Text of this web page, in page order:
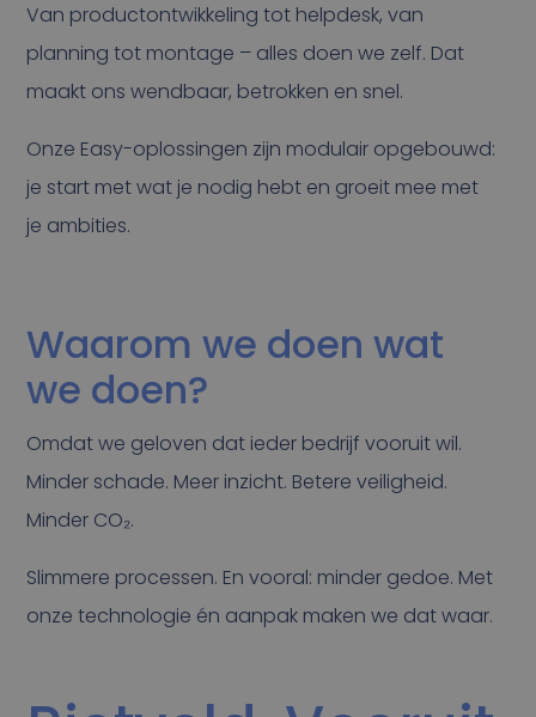
Van productontwikkeling tot helpdesk, van
planning tot montage – alles doen we zelf. Dat
maakt ons wendbaar, betrokken en snel.
Onze Easy-oplossingen zijn modulair opgebouwd:
je start met wat je nodig hebt en groeit mee met
je ambities.
Waarom we doen wat
we doen?
Omdat we geloven dat ieder bedrijf vooruit wil.
Minder schade. Meer inzicht. Betere veiligheid.
Minder CO₂.
Slimmere processen. En vooral: minder gedoe. Met
onze technologie én aanpak maken we dat waar.